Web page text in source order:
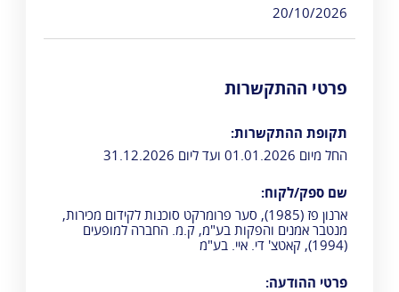
20/10/2026
פרטי ההתקשרות
תקופת ההתקשרות:
החל מיום 01.01.2026 ועד ליום 31.12.2026
שם ספק/לקוח:
ארנון פז (1985), סער פרומרקט סוכנות לקידום מכירות,
מנטבר אמנים והפקות בע"מ, ק.מ. החברה למופעים
(1994), קאטצ' די. איי. בע"מ
פרטי ההודעה: